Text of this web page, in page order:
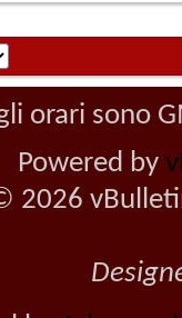
orari sono
Powered by
2026